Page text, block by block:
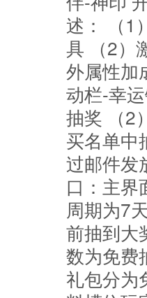
述： （1
具 （2）
外属性加
动栏-幸
抽奖 （2
买名单中
过邮件发
口：主界
周期为7
前抽到大
数为免费
礼包分为